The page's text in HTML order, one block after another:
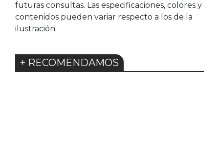
futuras consultas. Las especificaciones, colores y
contenidos pueden variar respecto a los de la
ilustración.
+ RECOMENDAMOS